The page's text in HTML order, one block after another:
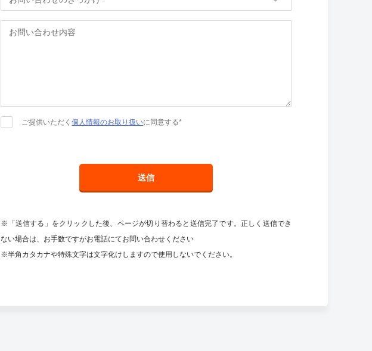
ご提供いただく個人情報のお取り扱いに同意する*
送信
※「送信する」をクリックした後、ページが切り替わると送信完了です。正しく送信でき
ない場合は、お手数ですがお電話にてお問い合わせください
※半角カタカナや特殊文字は文字化けしますので使用しないでください。